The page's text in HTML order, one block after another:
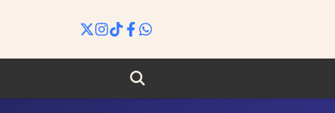
Search